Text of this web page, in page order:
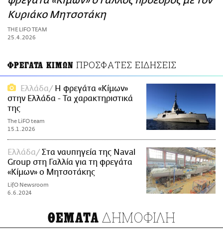
ΑΜΠΑ
PRINT
Κυριάκο Μητσοτάκη
THE LIFO TEAM
25.4.2026
ΦΡΕΓΑΤΑ ΚΙΜΩΝ ΠΡΟΣΦΑΤΕΣ ΕΙΔΗΣΕΙΣ
Ελλάδα
Η φρεγάτα «Κίμων»
στην Ελλάδα - Τα χαρακτηριστικά
της
The LiFO team
15.1.2026
Ελλάδα
Στα ναυπηγεία της Naval
Group στη Γαλλία για τη φρεγάτα
«Κίμων» ο Μητσοτάκης
LifO Newsroom
6.6.2024
ΘΕΜΑΤΑ ΔΗΜΟΦΙΛΗ